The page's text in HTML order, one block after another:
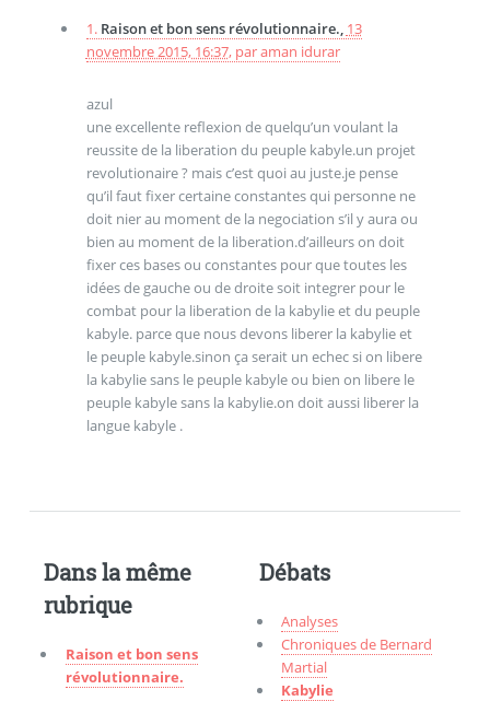
1. Raison et bon sens révolutionnaire., 13
novembre 2015, 16:37, paraman idurar
azul
une excellente reflexion de quelqu’un voulant la
reussite de la liberation du peuple kabyle.un projet
revolutionaire ? mais c’est quoi au juste.je pense
qu’il faut fixer certaine constantes qui personne ne
doit nier au moment de la negociation s’il y aura ou
bien au moment de la liberation.d’ailleurs on doit
fixer ces bases ou constantes pour que toutes les
idées de gauche ou de droite soit integrer pour le
combat pour la liberation de la kabylie et du peuple
kabyle. parce que nous devons liberer la kabylie et
le peuple kabyle.sinon ça serait un echec si on libere
la kabylie sans le peuple kabyle ou bien on libere le
peuple kabyle sans la kabylie.on doit aussi liberer la
langue kabyle .
Dans la même
rubrique
Raison et bon sens
révolutionnaire.
Débats
Analyses
Chroniques de Bernard
Martial
Kabylie